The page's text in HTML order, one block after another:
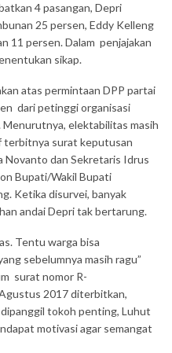
4 pasangan, Depri
25 persen, Eddy Kelleng
11 persen. Dalam penjajakan
sikap.
atas permintaan DPP partai
dari petinggi organisasi
elektabilitas masih
terbitnya surat keputusan
Novanto dan Sekretaris Idrus
Bupati/Wakil Bupati
Ketika disurvei, banyak
andai Depri tak bertarung.
Tentu warga bisa
sebelumnya masih ragu”
surat nomor R-
2017 diterbitkan,
tokoh penting, Luhut
motivasi agar semangat